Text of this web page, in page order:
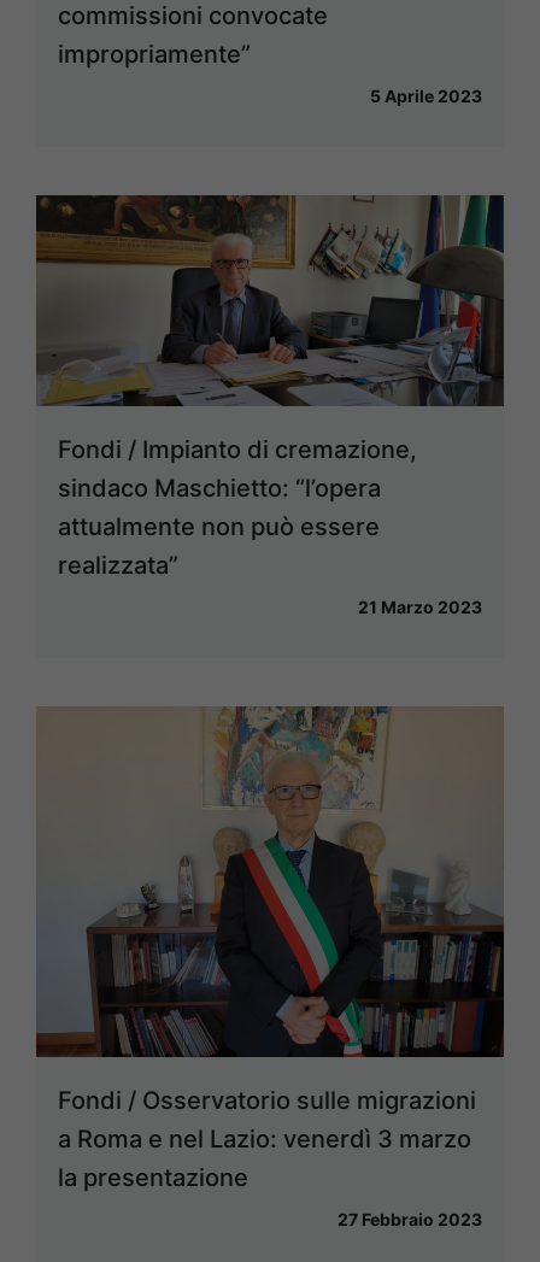
commissioni convocate
impropriamente”
5 Aprile 2023
Fondi / Impianto di cremazione,
sindaco Maschietto: “l’opera
attualmente non può essere
realizzata”
21 Marzo 2023
Fondi / Osservatorio sulle migrazioni
a Roma e nel Lazio: venerdì 3 marzo
la presentazione
27 Febbraio 2023